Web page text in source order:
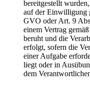
bereitgestellt
auf der Einwilligung
GVO oder Art. 9
einem Vertrag
beruht und die
erfolgt, sofern die
einer Aufgabe
liegt oder in
dem